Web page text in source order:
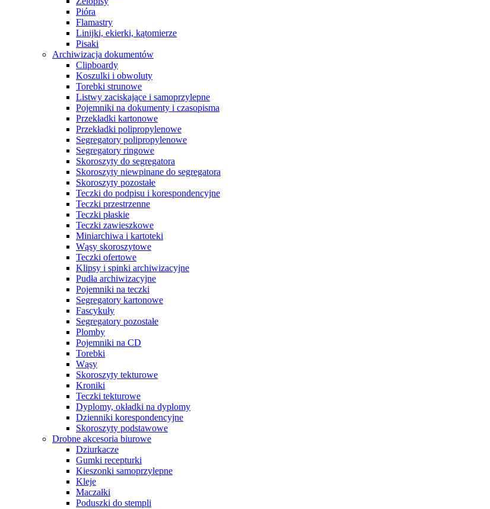
Pióra
Flamastry
Linijki, ekierki, kątomierze
Pisaki
Archiwizacja dokumentów
Clipboardy
Koszulki i obwoluty
Torebki strunowe
Listwy zaciskające i samoprzylepne
Pojemniki na dokumenty i czasopisma
Przekładki kartonowe
Przekładki polipropylenowe
Segregatory polipropylenowe
Segregatory ringowe
Skoroszyty do segregatora
Skoroszyty niewpinane do segregatora
Skoroszyty pozostałe
Teczki do podpisu i korespondencyjne
Teczki przestrzenne
Teczki płaskie
Teczki zawieszkowe
Miniarchiwa i kartoteki
Wąsy skoroszytowe
Teczki ofertowe
Klipsy i spinki archiwizacyjne
Pudła archiwizacyjne
Pojemniki na teczki
Segregatory kartonowe
Fascykuły
Segregatory pozostałe
Plomby
Pojemniki na CD
Torebki
Wąsy
Skoroszyty tekturowe
Kroniki
Teczki tekturowe
Dyplomy, okładki na dyplomy
Dzienniki korespondencyjne
Skoroszyty podstawowe
Drobne akcesoria biurowe
Dziurkacze
Gumki recepturki
Kieszonki samoprzylepne
Kleje
Maczałki
Poduszki do stempli